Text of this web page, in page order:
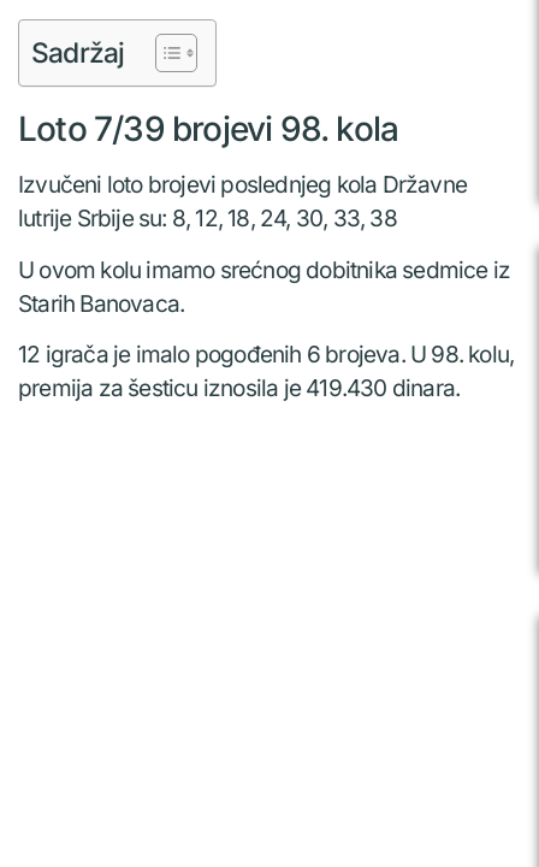
Sadržaj
Loto 7/39 brojevi 98. kola
Izvučeni loto brojevi poslednjeg kola Državne
lutrije Srbije su: 8, 12, 18, 24, 30, 33, 38
U ovom kolu imamo srećnog dobitnika sedmice iz
Starih Banovaca.
12 igrača je imalo pogođenih 6 brojeva. U 98. kolu,
premija za šesticu iznosila je 419.430 dinara.